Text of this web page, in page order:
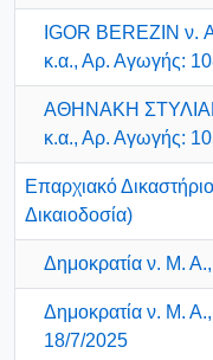
IGOR BEREZIN ν.
κ.α., Αρ. Αγωγής:
ΑΘΗΝΑΚΗ
κ.α., Αρ. Αγωγής:
Επαρχιακό
Δικαιοδοσία)
Δημοκρατία ν. Μ.
Δημοκρατία ν. Μ.
18/7/2025